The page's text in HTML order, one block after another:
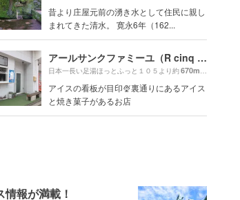
昔より庄屋元前の湧き水として住民に親し
まれてきた清水。 寛永6年（162...
アールサンクファミーユ（R cinq famille）
日本一長い足湯ほっとふっと１０５より約670m （徒歩12分）
アイスの看板が目印🍨裏通りにあるアイス
と焼き菓子があるお店
報が満載！